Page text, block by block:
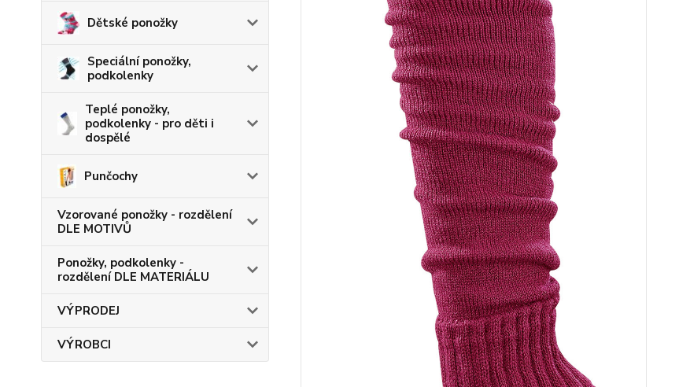
Dětské ponožky
Speciální ponožky,
podkolenky
Teplé ponožky,
podkolenky - pro děti i
dospělé
Punčochy
Vzorované ponožky - rozdělení
DLE MOTIVŮ
Ponožky, podkolenky -
rozdělení DLE MATERIÁLU
VÝPRODEJ
VÝROBCI